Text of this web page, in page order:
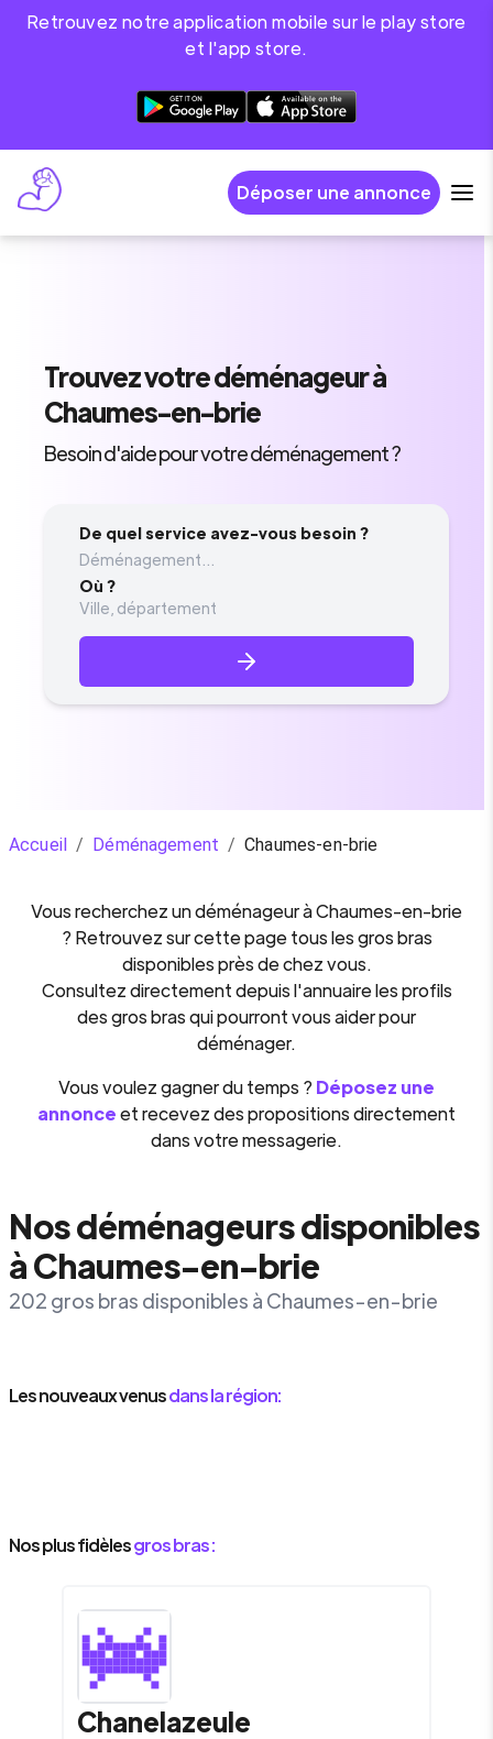
Retrouvez notre application mobile sur le play store
et l'app store.
Déposer une annonce
Trouvezvotre déménageurà
Chaumes-en-brie
Besoin d'aide pour votre déménagement ?
De quel service avez-vous besoin ?
Déménagement...
Où ?
Accueil / Déménagement / Chaumes-en-brie
Vous recherchez undéménageuràChaumes-en-brie
? Retrouvez sur cette page tous les gros bras
disponibles près de chez vous.
Consultez directement depuis l'annuaire les profils
des gros bras qui pourront vous aider pour
déménager.
Vous voulez gagner du temps ? Déposez une
annonceet recevez des propositions directement
dans votre messagerie.
Nos déménageurs disponibles
à Chaumes-en-brie
202 gros bras disponibles à Chaumes-en-brie
Les nouveaux venusdans la région:
Nos plus fidèlesgros bras :
Chanelazeule